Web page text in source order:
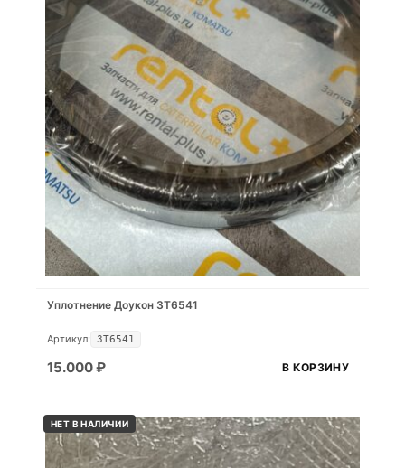
Уплотнение Доукон 3T6541
Артикул: 3T6541
15.000₽ В КОРЗИНУ
НЕТ В НАЛИЧИИ